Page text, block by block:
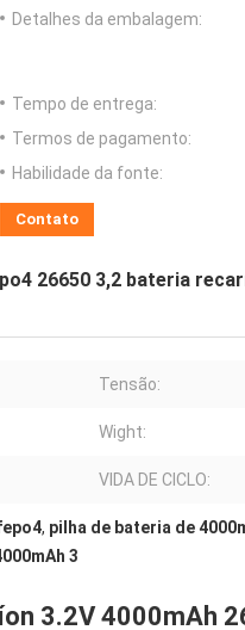
Detalhes da embalagem:
Tempo de entrega:
Termos de pagamento:
Habilidade da fonte:
Contato
26650 3,2 bateria
Tensão:
Wight:
VIDA DE CICLO:
, pilha de bateria de
3
3.2V 4000mAh